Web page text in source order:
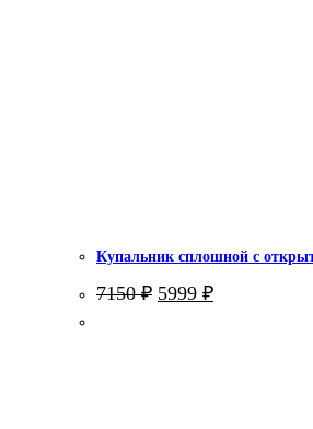
Купальник сплошной с
7150₽ Первоначальная
цена
5999 ₽Текущая
цена: